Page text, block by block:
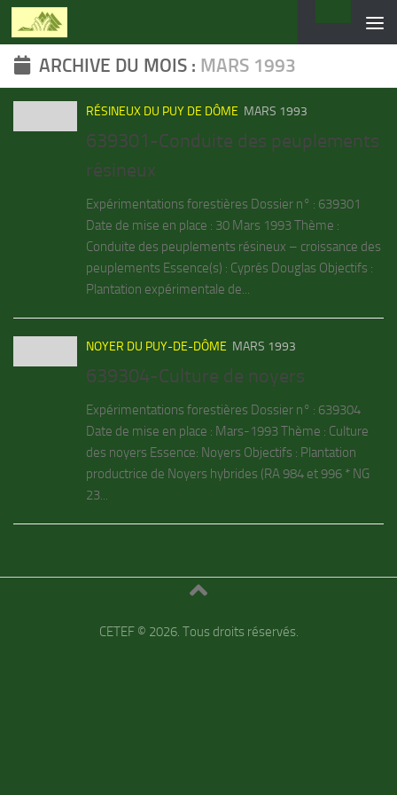
Skip to content
ARCHIVE DU MOIS : MARS 1993
RÉSINEUX DU PUY DE DÔME MARS 1993
639301-Conduite des peuplements
résineux
Expérimentations forestières Dossier n° : 639301
Date de mise en place : 30 Mars 1993 Thème :
Conduite des peuplements résineux – croissance des
peuplements Essence(s) : Cyprés Douglas Objectifs :
Plantation expérimentale de...
NOYER DU PUY-DE-DÔME MARS 1993
639304-Culture de noyers
Expérimentations forestières Dossier n° : 639304
Date de mise en place : Mars-1993 Thème : Culture
des noyers Essence: Noyers Objectifs : Plantation
productrice de Noyers hybrides (RA 984 et 996 * NG
23...
CETEF © 2026. Tous droits réservés.